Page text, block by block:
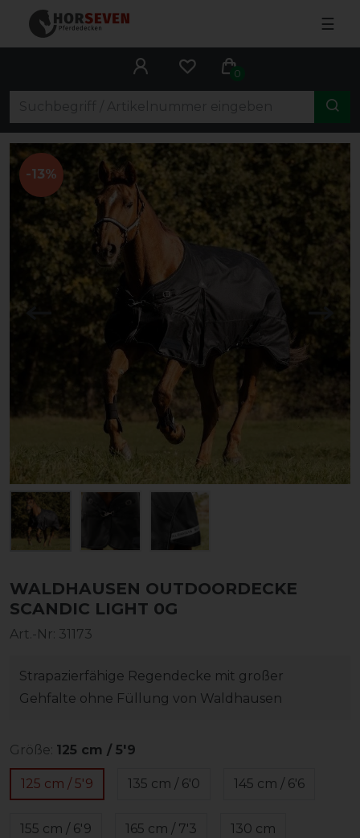
☰
0
-13%
WALDHAUSEN OUTDOORDECKE
SCANDIC LIGHT 0G
Art.-Nr: 31173
Strapazierfähige Regendecke mit großer
Gehfalte ohne Füllung von Waldhausen
Größe: 125 cm / 5'9
125 cm / 5'9 135 cm / 6'0 145 cm / 6'6
155 cm / 6'9 165 cm / 7'3 130 cm